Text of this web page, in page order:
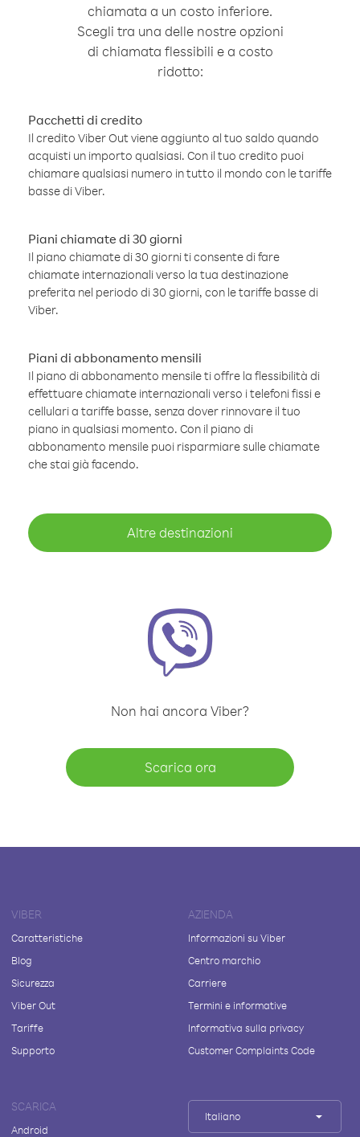
chiamata a un costo inferiore.
Scegli tra una delle nostre opzioni
di chiamata flessibili e a costo
ridotto:
Pacchetti di credito
Il credito Viber Out viene aggiunto al tuo saldo quando
acquisti un importo qualsiasi. Con il tuo credito puoi
chiamare qualsiasi numero in tutto il mondo con le tariffe
basse di Viber.
Piani chiamate di 30 giorni
Il piano chiamate di 30 giorni ti consente di fare
chiamate internazionali verso la tua destinazione
preferita nel periodo di 30 giorni, con le tariffe basse di
Viber.
Piani di abbonamento mensili
Il piano di abbonamento mensile ti offre la flessibilità di
effettuare chiamate internazionali verso i telefoni fissi e
cellulari a tariffe basse, senza dover rinnovare il tuo
piano in qualsiasi momento. Con il piano di
abbonamento mensile puoi risparmiare sulle chiamate
che stai già facendo.
Altre destinazioni
Non hai ancora Viber?
Scarica ora
VIBER
Caratteristiche
Blog
Sicurezza
Viber Out
Tariffe
Supporto
AZIENDA
Informazioni su Viber
Centro marchio
Carriere
Termini e informative
Informativa sulla privacy
Customer Complaints Code
SCARICA
Android
Italiano